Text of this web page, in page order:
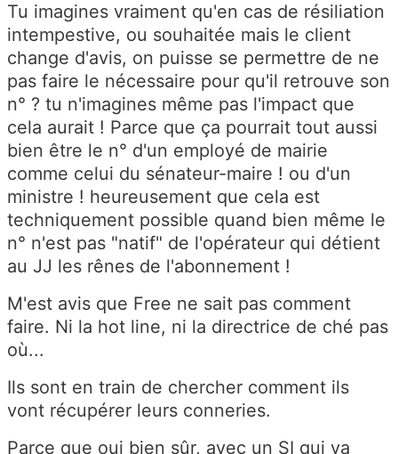
Tu imagines vraiment qu'en cas de résiliation
intempestive, ou souhaitée mais le client
change d'avis, on puisse se permettre de ne
pas faire le nécessaire pour qu'il retrouve son
n° ? tu n'imagines même pas l'impact que
cela aurait ! Parce que ça pourrait tout aussi
bien être le n° d'un employé de mairie
comme celui du sénateur-maire ! ou d'un
ministre ! heureusement que cela est
techniquement possible quand bien même le
n° n'est pas "natif" de l'opérateur qui détient
au JJ les rênes de l'abonnement !
M'est avis que Free ne sait pas comment
faire. Ni la hot line, ni la directrice de ché pas
où...
Ils sont en train de chercher comment ils
vont récupérer leurs conneries.
Parce que oui bien sûr, avec un SI qui va